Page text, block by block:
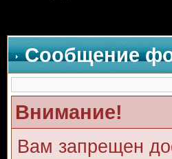
Сообщение
Внимание!
Вам запрещен